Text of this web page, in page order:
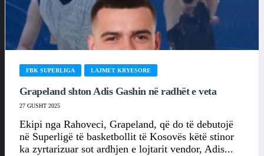
FBK SUPERLIGA LAJMET KRYESORE
Grapeland shton Adis Gashin në radhët e veta
27 GUSHT 2025
Ekipi nga Rahoveci, Grapeland, që do të debutojë
në Superligë të basketbollit të Kosovës këtë stinor
ka zyrtarizuar sot ardhjen e lojtarit vendor, Adis...